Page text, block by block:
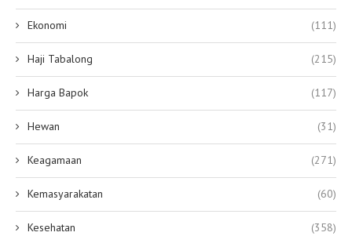
Ekonomi (111)
Haji Tabalong (215)
Harga Bapok (117)
Hewan (31)
Keagamaan (271)
Kemasyarakatan (60)
Kesehatan (358)